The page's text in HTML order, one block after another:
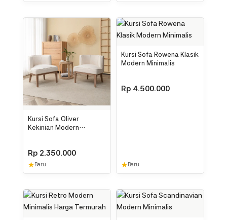
Kursi Sofa Oliver
Kekinian Modern
Rp2.350.000
★ Baru
Kursi Sofa Rowena Klasik
Modern Minimalis
Rp4.500.000
★ Baru